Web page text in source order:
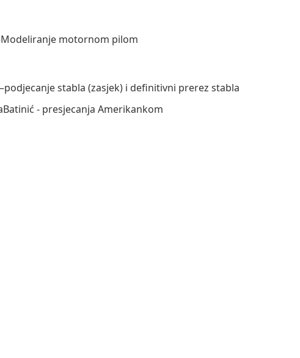
motornom pilom
stabla (zasjek) i definitivni prerez stabla
- presjecanja Amerikankom